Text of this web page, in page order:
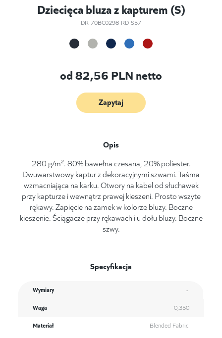
Dziecięca bluza z kapturem (S)
DR-70BC0298-RD-S57
od82,56 PLN netto
Zapytaj
Opis
280 g/m². 80% bawełna czesana, 20% poliester.
Dwuwarstwowy kaptur z dekoracyjnymi szwami. Taśma
wzmacniająca na karku. Otwory na kabel od słuchawek
przy kapturze i wewnątrz prawej kieszeni. Prosto wszyte
rękawy. Zapięcie na zamek w kolorze bluzy. Boczne
kieszenie. Ściągacze przy rękawach i u dołu bluzy. Boczne
szwy.
Specyfikacja
Wymiary -
Waga 0,350
Materiał Blended Fabric